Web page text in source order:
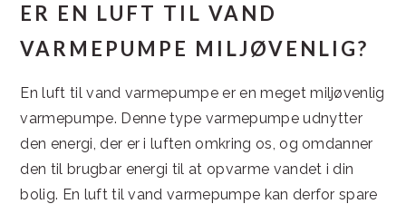
ER EN LUFT TIL VAND
VARMEPUMPE MILJØVENLIG?
En luft til vand varmepumpe er en meget miljøvenlig
varmepumpe. Denne type varmepumpe udnytter
den energi, der er i luften omkring os, og omdanner
den til brugbar energi til at opvarme vandet i din
bolig. En luft til vand varmepumpe kan derfor spare